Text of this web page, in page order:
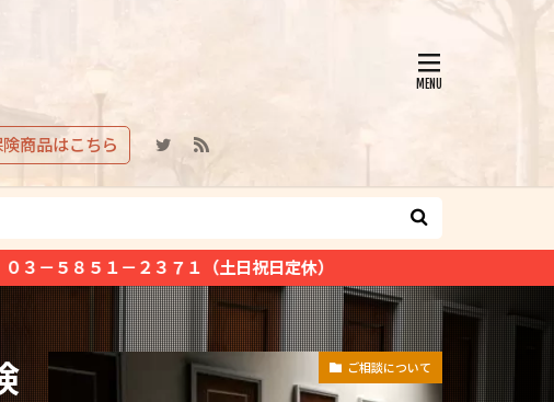
商品はこちら
１（土日祝日定休）
ご相談について